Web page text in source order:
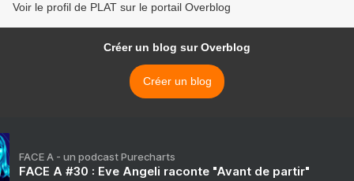
Voir le profil de PLAT sur le portail Overblog
Créer un blog sur Overblog
Créer un blog
FACE A - un podcast Purecharts
FACE A #30 : Eve Angeli raconte "Avant de partir"